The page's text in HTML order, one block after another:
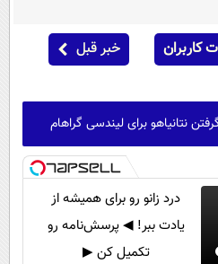
کاربران خبر قبل
نتانیاهو برای لیندسی گراهام
درد زانو رو برای همیشه از
یادت ببر! ◀ پرسش‌نامه رو
تکمیل کن ▶